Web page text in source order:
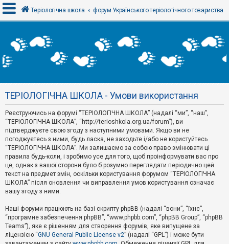
х
і
Р
є
с
т
р
а
ц
я
Т
м
и
б
е
з
Теріологічна школа форум Українського теріологічного товариства
ТЕРІОЛОГІЧНА ШКОЛА - Умови використання
Реєструючись на форумі “ТЕРІОЛОГІЧНА ШКОЛА” (надалі “ми”, “наш”,
“ТЕРІОЛОГІЧНА ШКОЛА”, “http://terioshkola.org.ua/forum”), ви
підтверджуєте свою згоду з наступними умовами. Якщо ви не
погоджуєтесь з ними, будь ласка, не заходьте і/або не користуйтесь
“ТЕРІОЛОГІЧНА ШКОЛА”. Ми залишаємо за собою право змінювати ці
правила будь-коли, і зробимо усе для того, щоб проінформувати вас про
це, однак з вашої сторони було б розумно переглядати періодично цей
текст на предмет змін, оскільки користування форумом “ТЕРІОЛОГІЧНА
ШКОЛА” після оновлення чи виправлення умов користування означає
вашу згоду з ними.
Наші форуми працюють на базі скрипту phpBB (надалі “вони”, “їхнє”,
“програмне забезпечення phpBB”, “www.phpbb.com”, “phpBB Group”, “phpBB
Teams”), яке є рішенням для створення форумів, яке випущене за
ліцензією “GNU General Public License v2” (надалі “GPL”) і може бути